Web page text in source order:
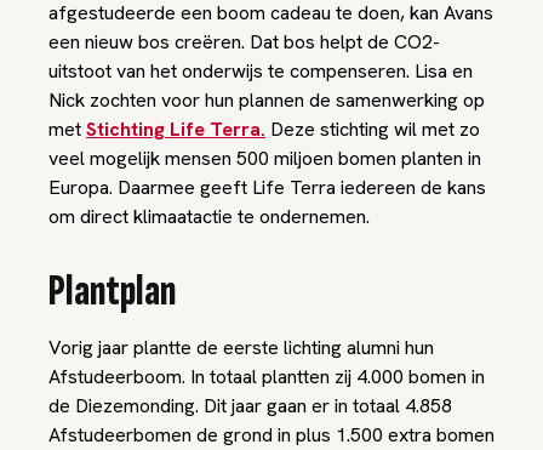
afgestudeerde een boom cadeau te doen, kan Avans
een nieuw bos creëren. Dat bos helpt de CO2-
uitstoot van het onderwijs te compenseren. Lisa en
Nick zochten voor hun plannen de samenwerking op
metStichting Life Terra. Deze stichting wil met zo
veel mogelijk mensen 500 miljoen bomen planten in
Europa. Daarmee geeft Life Terra iedereen de kans
om direct klimaatactie te ondernemen.
Plantplan
Vorig jaar plantte de eerste lichting alumni hun
Afstudeerboom. In totaal plantten zij 4.000 bomen in
de Diezemonding. Dit jaar gaan er in totaal 4.858
Afstudeerbomen de grond in plus 1.500 extra bomen